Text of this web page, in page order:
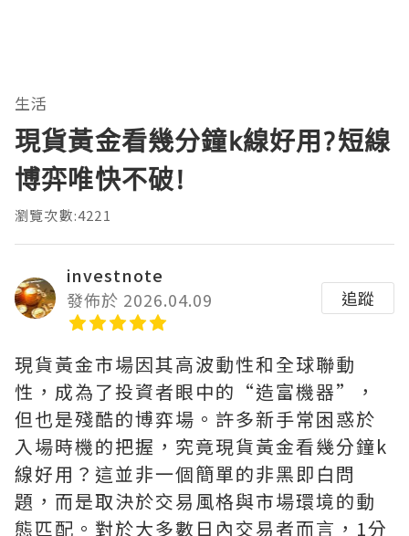
生活
現貨黃金看幾分鐘k線好用?短線
博弈唯快不破!
瀏覽次數:4221
investnote
發佈於 2026.04.09
追蹤
現貨黃金市場因其高波動性和全球聯動
性，成為了投資者眼中的“造富機器”，
但也是殘酷的博弈場。許多新手常困惑於
入場時機的把握，究竟現貨黃金看幾分鐘k
線好用？這並非一個簡單的非黑即白問
題，而是取決於交易風格與市場環境的動
態匹配。對於大多數日內交易者而言，1分